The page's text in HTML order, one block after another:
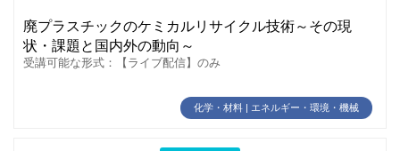
廃プラスチックのケミカルリサイクル技術～その現
状・課題と国内外の動向～
受講可能な形式：【ライブ配信】のみ
化学・材料 | エネルギー・環境・機械